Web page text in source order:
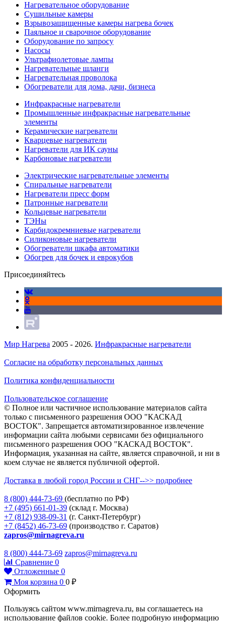
Нагревательное оборудование
Сушильные камеры
Взрывозащищенные камеры нагрева бочек
Паяльное и сварочное оборудование
Оборудование по запросу
Насосы
Ультрафиолетовые лампы
Нагревательные шланги
Нагревательная проволока
Обогреватели для дома, дачи, бизнеса
Инфракрасные нагреватели
Промышленные инфракрасные нагревательные
элементы
Керамические нагреватели
Кварцевые нагреватели
Нагреватели для ИК сауны
Карбоновые нагреватели
Электрические нагревательные элементы
Спиральные нагреватели
Нагреватели пресс форм
Патронные нагреватели
Кольцевые нагреватели
ТЭНы
Карбидокремниевые нагреватели
Силиконовые нагреватели
Обогреватели шкафа автоматики
Обогрев для бочек и еврокубов
Присоединяйтесь
Мир Нагрева 2005 - 2026. Инфракрасные нагреватели
Согласие на обработку персональных данных
Политика конфиденциальности
Пользовательское соглашение
© Полное или частичное использование материалов сайта
только с письменного разрешения ООО "КАСКАД
ВОСТОК". Запрещается автоматизированное извлечение
информации сайта любыми сервисами без официального
письменного разрешения ООО "КАСКАД ВОСТОК".
Информация, указанная на сайте, является справочной, и ни в
коем случае не является публичной офертой.
Доставка в любой город России и СНГ-->> подробнее
8 (800) 444-73-69 (бесплатно по РФ)
+7 (495) 661-01-39 (склад г. Москва)
+7 (812) 938-09-31 (г. Санкт-Петербург)
+7 (8452) 46-73-69 (производство г. Саратов)
zapros@mirnagreva.ru
8 (800) 444-73-69 zapros@mirnagreva.ru
Сравнение 0
Отложенные 0
Моя корзина 0 0 ₽
Оформить
Пользуясь сайтом www.mirnagreva.ru, вы соглашаетесь на
использование файлов cookie. Более подробную информацию